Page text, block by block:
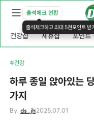
출석체크 현황
출석체크하고 최대 5천포인트 받
건강샵 제휴샵 포인트
#건강
하루 종일 앉아있는
가지
By.ds_jh2025.07.01